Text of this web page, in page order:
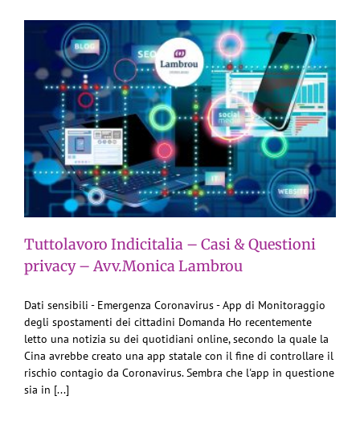
Tuttolavoro Indicitalia – Casi & Questioni
privacy – Avv.Monica Lambrou
Dati sensibili - Emergenza Coronavirus - App di Monitoraggio
degli spostamenti dei cittadini Domanda Ho recentemente
letto una notizia su dei quotidiani online, secondo la quale la
Cina avrebbe creato una app statale con il fine di controllare il
rischio contagio da Coronavirus. Sembra che l'app in questione
sia in [...]